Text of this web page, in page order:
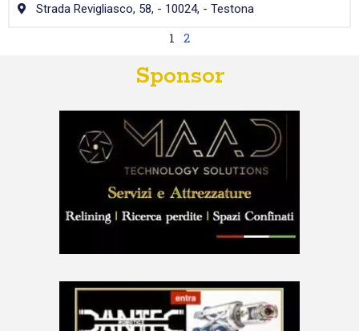
Strada Revigliasco, 58, - 10024, - Testona
1 2
Sponsor